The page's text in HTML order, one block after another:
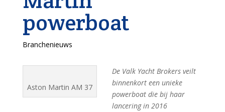
powerboat
Branchenieuws
Aston Martin AM 37
De Valk Yacht Brokers veilt
binnenkort een unieke
powerboat die bij haar
lancering in 2016